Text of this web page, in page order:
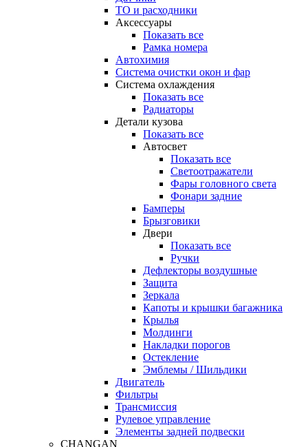
ТО и расходники
Аксессуары
Показать все
Рамка номера
Автохимия
Система очистки окон и фар
Система охлаждения
Показать все
Радиаторы
Детали кузова
Показать все
Автосвет
Показать все
Светоотражатели
Фары головного света
Фонари задние
Бамперы
Брызговики
Двери
Показать все
Ручки
Дефлекторы воздушные
Защита
Зеркала
Капоты и крышки багажника
Крылья
Молдинги
Накладки порогов
Остекление
Эмблемы / Шильдики
Двигатель
Фильтры
Трансмиссия
Рулевое управление
Элементы задней подвески
CHANGAN